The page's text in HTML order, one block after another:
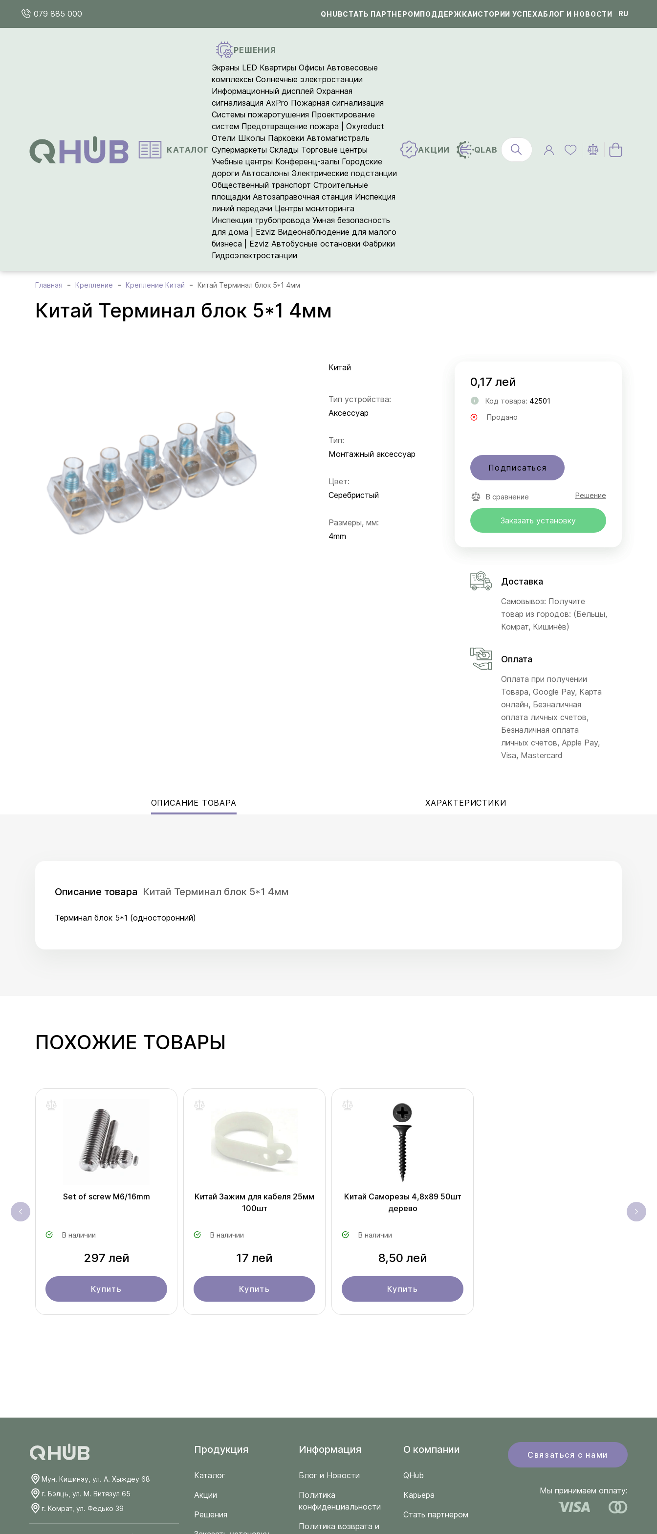
079 885 000 QHUBСТАТЬ ПАРТНЕРОМПОДДЕРЖКАИСТОРИИ УСПЕХАБЛОГ И НОВОСТИ RU
КАТАЛОГ
РЕШЕНИЯ
Экраны LED Квартиры Офисы Автовесовые
комплексыСолнечные электростанции
Информационный дисплей Охранная
сигнализация AxPro Пожарная сигнализация
Системы пожаротушения Проектирование
систем Предотвращение пожара | Oxyreduct
Отели Школы Парковки Автомагистраль
Супермаркеты Склады Торговые центры
Учебные центры Конференц-залы Городские
дороги Автосалоны Электрические подстанции
Общественный транспорт Строительные
площадки Автозаправочная станция Инспекция
линий передачи Центры мониторинга
Инспекция трубопровода Умная безопасность
для дома | Ezviz Видеонаблюдение для малого
бизнеса | Ezviz Автобусные остановки Фабрики
Гидроэлектростанции
АКЦИИ QLAB
Главная Крепление Крепление Китай Китай Терминал блок 5*1 4мм
Китай Терминал блок 5*1 4мм
Китай
Тип устройства:
Аксессуар
Тип:
Монтажный аксессуар
Цвет:
Серебристый
Размеры, мм:
4mm
0,17 лей
Код товара: 42501
Продано
Подписаться
В сравнение Решение
Заказать установку
Доставка
Самовывоз: Получите
товар из городов: (Бельцы,
Комрат, Кишинёв)
Оплата
Оплата при получении
Товара, Google Pay, Карта
онлайн, Безналичная
оплата личных счетов,
Безналичная оплата
личных счетов, Apple Pay,
Visa, Mastercard
ОПИСАНИЕ ТОВАРА ХАРАКТЕРИСТИКИ
Описание товара Китай Терминал блок 5*1 4мм
Терминал блок 5*1 (односторонний)
ПОХОЖИЕ ТОВАРЫ
Set of screw M6/16mm
В наличии
297 лей
Купить
Китай Зажим для кабеля 25мм
100шт
В наличии
17 лей
Купить
Китай Саморезы 4,8x89 50шт
дерево
В наличии
8,50 лей
Купить
Мун. Кишинэу, ул. А. Хыждеу 68
г. Бэлць, ул. М. Витязул 65
г. Комрат, ул. Федько 39
Продукция
Каталог
Акции
Решения
Информация
Блог и Новости
Политика
конфиденциальности
Политика возврата и
O компании
QHub
Карьера
Стать партнером
Связаться с нами
Мы принимаем оплату: